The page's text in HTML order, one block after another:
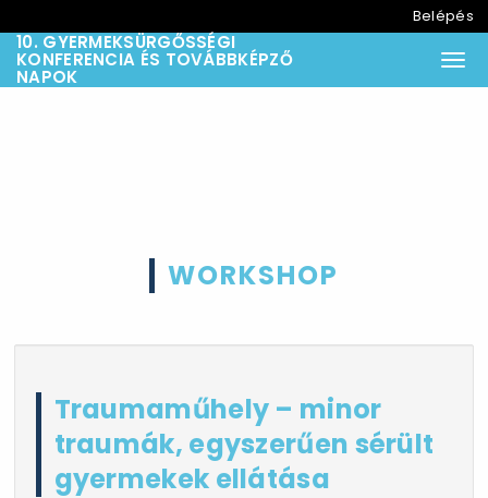
Belépés
10. GYERMEKSÜRGŐSSÉGI
KONFERENCIA ÉS TOVÁBBKÉPZŐ
NAPOK
WORKSHOP
Traumaműhely – minor
traumák, egyszerűen sérült
gyermekek ellátása